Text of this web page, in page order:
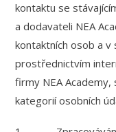
kontaktu se
a dodavateli NEA
kontaktních osob a
prostřednictvím
firmy NEA Academy,
kategorií osobních